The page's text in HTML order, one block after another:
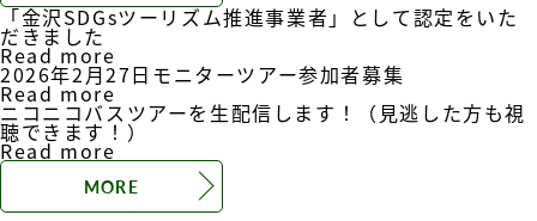
「金沢SDGsツーリズム推進事業者」として認定をいた
だきました
Read more
2026年2月27日モニターツアー参加者募集
Read more
ニコニコバスツアーを生配信します！（見逃した方も視
聴できます！）
Read more
MORE